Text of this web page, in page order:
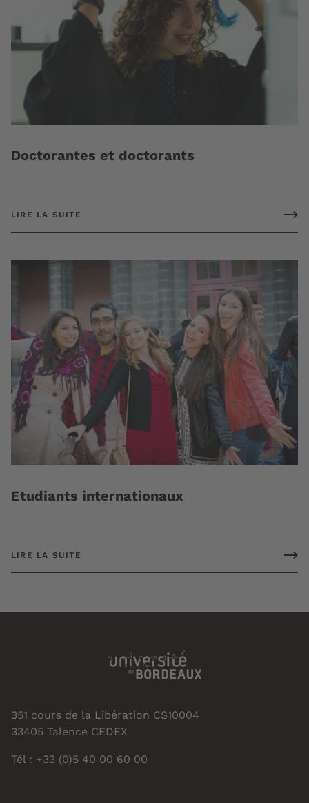
Doctorantes et doctorants
LIRE LA SUITE
Etudiants internationaux
LIRE LA SUITE
351 cours de la Libération CS10004
33405 Talence CEDEX
Tél : +33 (0)5 40 00 60 00